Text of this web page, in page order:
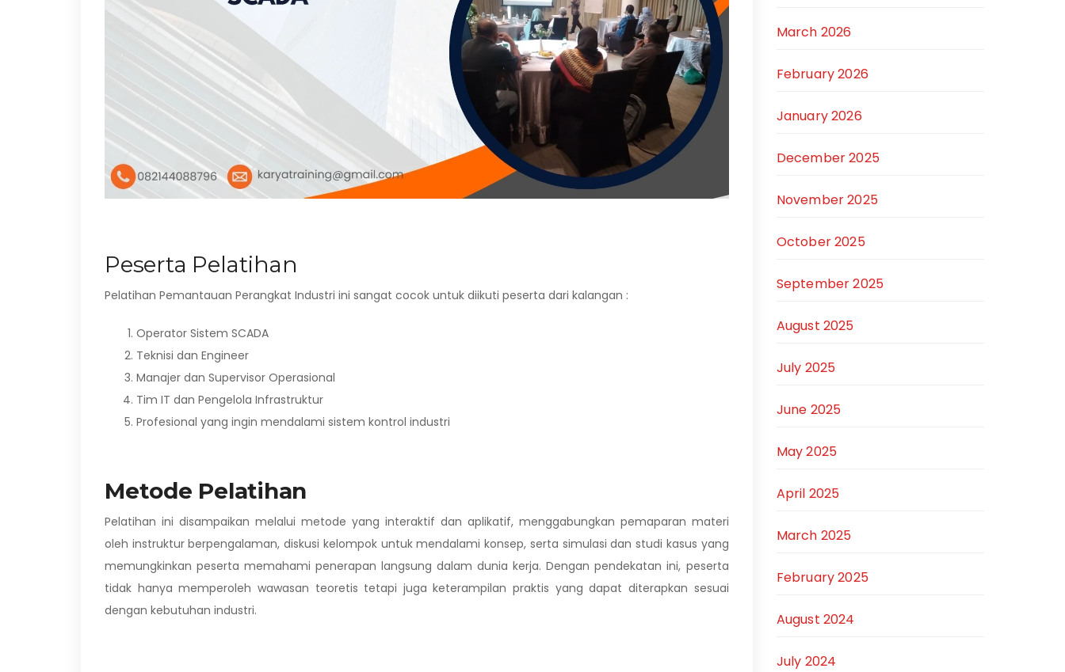
Peserta Pelatihan
Pelatihan Pemantauan Perangkat Industri ini sangat cocok untuk diikuti peserta dari kalangan :
Operator Sistem SCADA
Teknisi dan Engineer
Manajer dan Supervisor Operasional
Tim IT dan Pengelola Infrastruktur
Profesional yang ingin mendalami sistem kontrol industri
Metode Pelatihan
Pelatihan ini disampaikan melalui metode yang interaktif dan aplikatif, menggabungkan pemaparan materi
oleh instruktur berpengalaman, diskusi kelompok untuk mendalami konsep, serta simulasi dan studi kasus yang
memungkinkan peserta memahami penerapan langsung dalam dunia kerja. Dengan pendekatan ini, peserta
tidak hanya memperoleh wawasan teoretis tetapi juga keterampilan praktis yang dapat diterapkan sesuai
dengan kebutuhan industri.
March 2026
February 2026
January 2026
December 2025
November 2025
October 2025
September 2025
August 2025
July 2025
June 2025
May 2025
April 2025
March 2025
February 2025
August 2024
July 2024